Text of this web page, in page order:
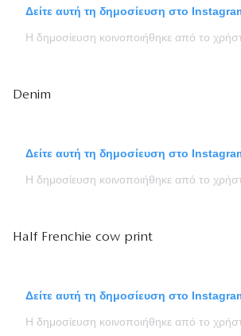
Δείτε αυτή τη δημοσίευση στο
Η δημοσίευση κοινοποιήθηκε από το
Denim
Δείτε αυτή τη δημοσίευση στο
Η δημοσίευση κοινοποιήθηκε από το
Half Frenchie cow print
Δείτε αυτή τη δημοσίευση στο
Η δημοσίευση κοινοποιήθηκε από το